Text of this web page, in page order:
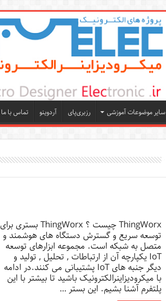
سایر موضوعات آموزشی رزبری‌پای آردوینو تماس با ما
ThingWorx چیست ؟ ThingWorx بستری برای
توسعه سریع و گسترش دستگاه های هوشمند و
متصل به شبکه است. مجموعه ابزارهای توسعه
IoT یکپارچه آن از ارتباطات , تحلیل , تولید و
دیگر جنبه های IoT پشتیبانی می کنند.در ادامه
با میکرودیزاینرالکترونیک باشید تا بیشتر با این
پلتفرم آشنا بشیم. این بستر …